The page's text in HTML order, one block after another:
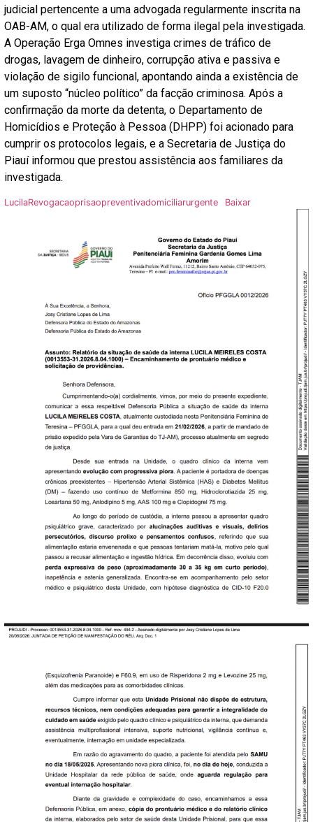
judicial pertencente a uma advogada regularmente inscrita na
OAB-AM, o qual era utilizado de forma ilegal pela investigada.
A Operação Erga Omnes investiga crimes de tráfico de
drogas, lavagem de dinheiro, corrupção ativa e passiva e
violação de sigilo funcional, apontando ainda a existência de
um suposto “núcleo político” da facção criminosa. Após a
confirmação da morte da detenta, o Departamento de
Homicídios e Proteção à Pessoa (DHPP) foi acionado para
cumprir os protocolos legais, e a Secretaria de Justiça do
Piauí informou que prestou assistência aos familiares da
investigada.
LucilaRevogacaoprisaopreventivadomiciliarurgente Baixar